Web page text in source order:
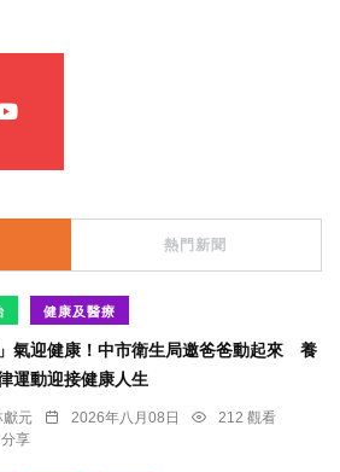
熱門新聞
健康及醫療
」氣迎健康！中市衛生局邀爸爸動起來 養
運動迎接健康人生
獻元 2026年八月08日
212 觀看
享